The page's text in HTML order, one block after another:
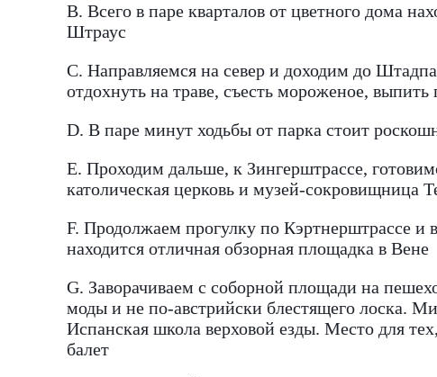
B. Всего в паре кварталов от цветного дома
Штраус
C. Направляемся на север и доходим до
отдохнуть на траве, съесть мороженое,
D. В паре минут ходьбы от парка стоит
E. Проходим дальше, к Зингерштрассе,
католическая церковь и музей-сокровищница
F. Продолжаем прогулку по Кэртнерштрассе
находится отличная обзорная площадка в Вене
G. Заворачиваем с соборной площади на
моды и не по-австрийски блестящего лоска.
Испанская школа верховой езды. Место для
балет